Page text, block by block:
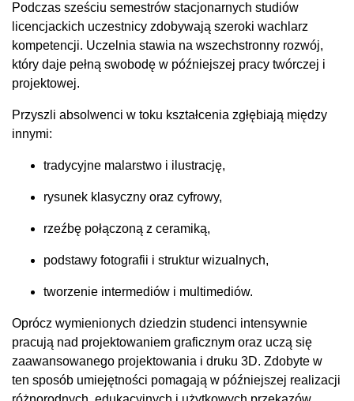
Podczas sześciu semestrów stacjonarnych studiów
licencjackich uczestnicy zdobywają szeroki wachlarz
kompetencji. Uczelnia stawia na wszechstronny rozwój,
który daje pełną swobodę w późniejszej pracy twórczej i
projektowej.
Przyszli absolwenci w toku kształcenia zgłębiają między
innymi:
tradycyjne malarstwo i ilustrację,
rysunek klasyczny oraz cyfrowy,
rzeźbę połączoną z ceramiką,
podstawy fotografii i struktur wizualnych,
tworzenie intermediów i multimediów.
Oprócz wymienionych dziedzin studenci intensywnie
pracują nad projektowaniem graficznym oraz uczą się
zaawansowanego projektowania i druku 3D. Zdobyte w
ten sposób umiejętności pomagają w późniejszej realizacji